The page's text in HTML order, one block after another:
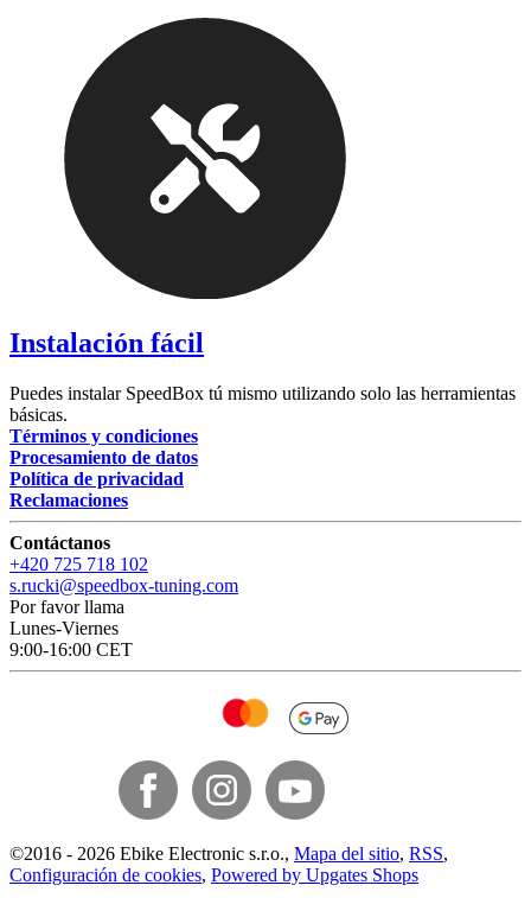
Instalación fácil
Puedes instalar SpeedBox tú mismo utilizando solo las herramientas
básicas.
Términos y condiciones
Procesamiento de datos
Política de privacidad
Reclamaciones
Contáctanos
+420 725 718 102
s.rucki@speedbox-tuning.com
Por favor llama
Lunes-Viernes
9:00-16:00 CET
©2016 - 2026 Ebike Electronic s.r.o., Mapa del sitio, RSS,
Configuración de cookies, Powered by Upgates Shops